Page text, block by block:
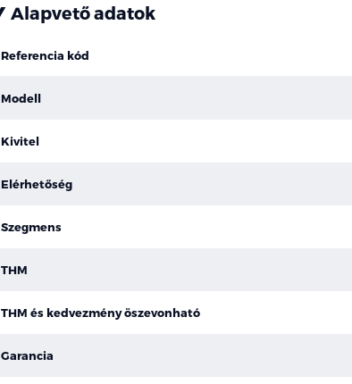
Alapvető adatok
Referencia kód
Modell
Kivitel
Elérhetőség
Szegmens
THM
THM és kedvezmény öszevonható
Garancia